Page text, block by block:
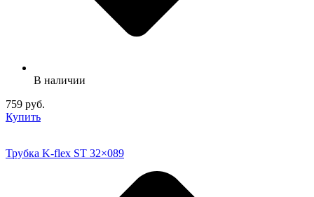
В наличии
759 руб.
Купить
Трубка K-flex ST 32×089